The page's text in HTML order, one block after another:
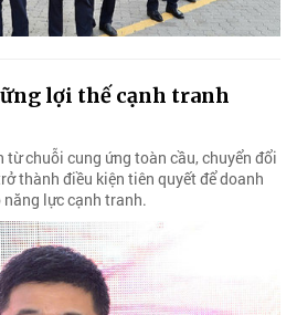
lợi thế cạnh tranh
từ chuỗi cung ứng toàn cầu, chuyển đổi
thành điều kiện tiên quyết để doanh
lực cạnh tranh.